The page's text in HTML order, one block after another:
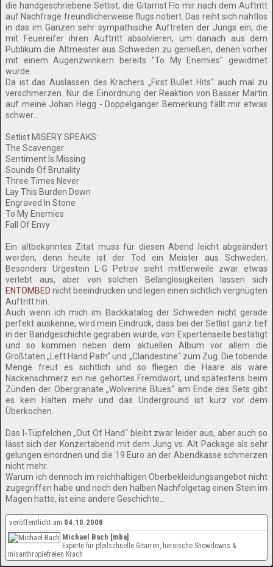
die handgeschriebene Setlist, die Gitarrist Flo mir nach dem Auftritt
auf Nachfrage freundlicherweise flugs notiert. Das reiht sich nahtlos
in das im Ganzen sehr sympathische Auftreten der Jungs ein, die
mit Feuereifer ihren Auftritt absolvieren, um danach aus dem
Publikum die Altmeister aus Schweden zu genießen, denen vorher
mit einem Augenzwinkern bereits "To My Enemies" gewidmet
wurde.
Da ist das Auslassen des Krachers „First Bullet Hits“ auch mal zu
verschmerzen. Nur die Einordnung der Reaktion von Basser Martin
auf meine Johan Hegg - Doppelgänger Bemerkung fällt mir etwas
schwer…
Setlist MISERY SPEAKS:
The Scavenger
Sentiment Is Missing
Sounds Of Brutality
Three Times Never
Lay This Burden Down
Engraved In Stone
To My Enemies
Fall Of Envy
Ein altbekanntes Zitat muss für diesen Abend leicht abgeändert
werden, denn heute ist der Tod ein Meister aus Schweden.
Besonders Urgestein L-G Petrov sieht mittlerweile zwar etwas
verlebt aus, aber von solchen Belanglosigkeiten lassen sich
ENTOMBED nicht beeindrucken und legen einen sichtlich vergnügten
Auftritt hin.
Auch wenn ich mich im Backkatalog der Schweden nicht gerade
perfekt auskenne, wird mein Eindruck, dass bei der Setlist ganz tief
in der Bandgeschichte gegraben wurde, von Expertenseite bestätigt
und so kommen neben dem aktuellen Album vor allem die
Großtaten „Left Hand Path“ und „Clandestine“ zum Zug. Die tobende
Menge freut es sichtlich und so fliegen die Haare als wäre
Nackenschmerz ein nie gehörtes Fremdwort, und spätestens beim
Zünden der Obergranate „Wolverine Blues“ am Ende des Sets gibt
es kein Halten mehr und das Underground ist kurz vor dem
Überkochen.
Das I-Tüpfelchen „Out Of Hand“ bleibt zwar leider aus, aber auch so
lässt sich der Konzertabend mit dem Jung vs. Alt Package als sehr
gelungen einordnen und die 19 Euro an der Abendkasse schmerzen
nicht mehr.
Warum ich dennoch im reichhaltigen Oberbekleidungsangebot nicht
zugegriffen habe und noch den halben Nachfolgetag einen Stein im
Magen hatte, ist eine andere Geschichte…
veröffentlicht am 04.10.2008
Michael Bach [mba]
Experte für pfeilschnelle Gitarren, heroische Showdowns &
misanthropiefreien Krach